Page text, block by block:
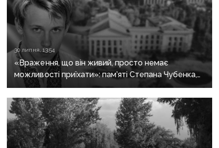
30 липня, 13:54
«Враження, що він живий, просто немає
можливості приїхати»: пам’яті Степана Чубенка,
якого закатували бойовики за любов до України